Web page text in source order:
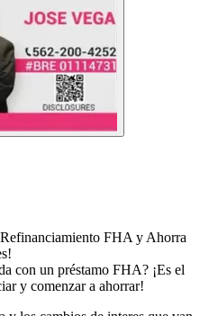
FHA y Ahorra
con un préstamo FHA? ¡Es el
y comenzar a ahorrar!